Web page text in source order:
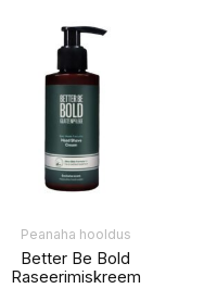
Peanaha hooldus
Better Be Bold
Raseerimiskreem